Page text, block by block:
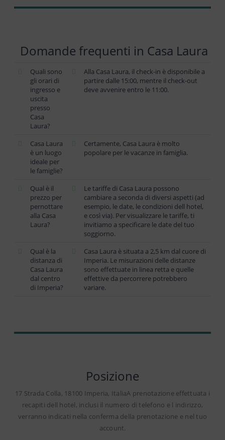
Domande frequenti in Casa Laura
Quali sono
gli orari di
ingresso e
uscita
presso
Casa
Laura?
Alla Casa Laura, il check-in è disponibile a
partire dalle 15:00, mentre il check-out
deve avvenire entro le 11:00.
Casa Laura
è un luogo
ideale per
le famiglie?
Certamente, Casa Laura è molto
popolare per le vacanze in famiglia.
Qual è il
prezzo per
pernottare
alla Casa
Laura?
Le tariffe di Casa Laura possono
cambiare a seconda di diversi aspetti (ad
esempio, le date, le condizioni dell hotel,
e così via). Per visualizzare le tariffe, ti
invitiamo a specificare le date del tuo
soggiorno.
Qual è la
distanza di
Casa Laura
dal centro
di Imperia?
Casa Laura è situata a 2,5 km dal cuore di
Imperia. Le misurazioni delle distanze
sono effettuate in linea retta e quelle
effettive da percorrere potrebbero
variare.
Posizione
17 Strada Colla, 18100 Imperia, ItaliaA prenotazione effettuata i
recapiti dell hotel, inclusi il numero di telefono e l indirizzo,
verranno indicati nella conferma della prenotazione e nel tuo
account.